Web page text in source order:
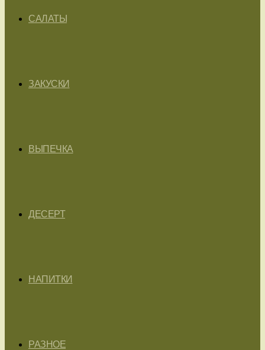
САЛАТЫ
ЗАКУСКИ
ВЫПЕЧКА
ДЕСЕРТ
НАПИТКИ
РАЗНОЕ